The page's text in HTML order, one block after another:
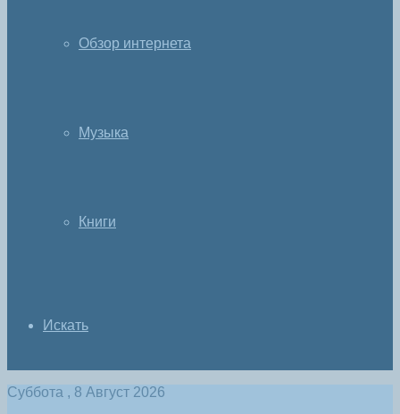
Обзор интернета
Музыка
Книги
Искать
Суббота , 8 Август 2026